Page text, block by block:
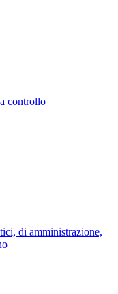
controllo
di amministrazione,